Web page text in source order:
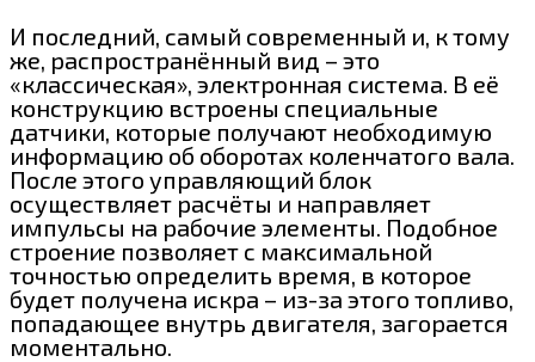
И последний, самый современный и, к тому
же, распространённый вид – это
«классическая», электронная система. В её
конструкцию встроены специальные
датчики, которые получают необходимую
информацию об оборотах коленчатого вала.
После этого управляющий блок
осуществляет расчёты и направляет
импульсы на рабочие элементы. Подобное
строение позволяет с максимальной
точностью определить время, в которое
будет получена искра – из-за этого топливо,
попадающее внутрь двигателя, загорается
моментально.